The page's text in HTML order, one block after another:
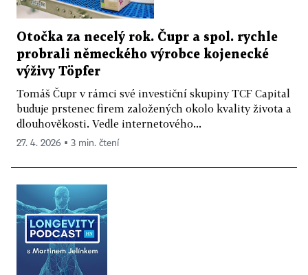
Otočka za necelý rok. Čupr a spol. rychle
probrali německého výrobce kojenecké
výživy Töpfer
Tomáš Čupr v rámci své investiční skupiny TCF Capital
buduje prstenec firem založených okolo kvality života a
dlouhověkosti. Vedle internetového...
27. 4. 2026 ▪ 3 min. čtení